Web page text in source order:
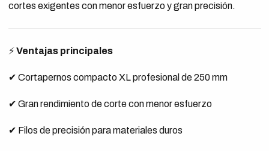
cortes exigentes con menor esfuerzo y gran precisión.
⚡Ventajas principales
✔ Cortapernos compacto XL profesional de 250 mm
✔ Gran rendimiento de corte con menor esfuerzo
✔ Filos de precisión para materiales duros